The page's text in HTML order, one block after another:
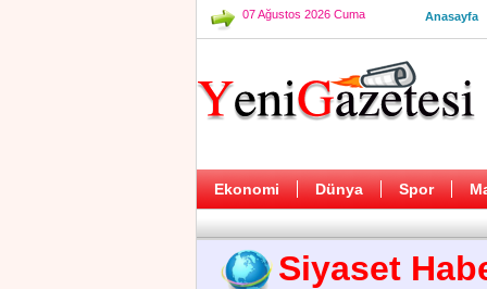
07 Ağustos 2026 Cuma Anasayfa
Ekonomi Dünya Spor
Siyaset